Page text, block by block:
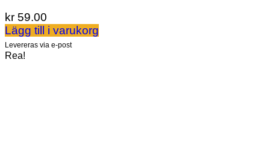
kr 59.00
Lägg till i varukorg
Levereras via e-post
Rea!